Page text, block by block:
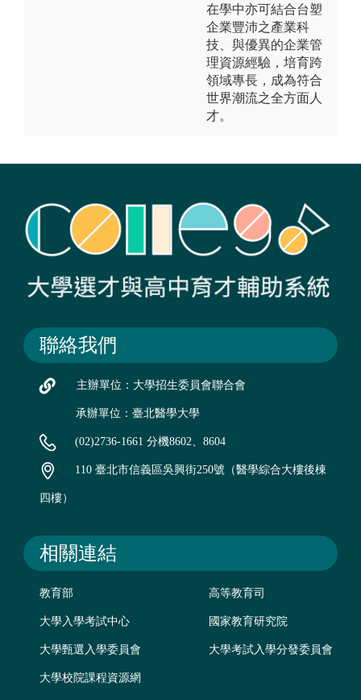
在學中亦可結合台塑
企業豐沛之產業科
技、與優異的企業管
理資源經驗，培育跨
領域專長，成為符合
世界潮流之全方面人
才。
聯絡我們
主辦單位：大學招生委員會聯合會
承辦單位：臺北醫學大學
(02)2736-1661 分機8602、8604
110 臺北市信義區吳興街250號（醫學綜合大樓後棟
四樓）
相關連結
教育部 高等教育司
大學入學考試中心 國家教育研究院
大學甄選入學委員會 大學考試入學分發委員會
大學校院課程資源網